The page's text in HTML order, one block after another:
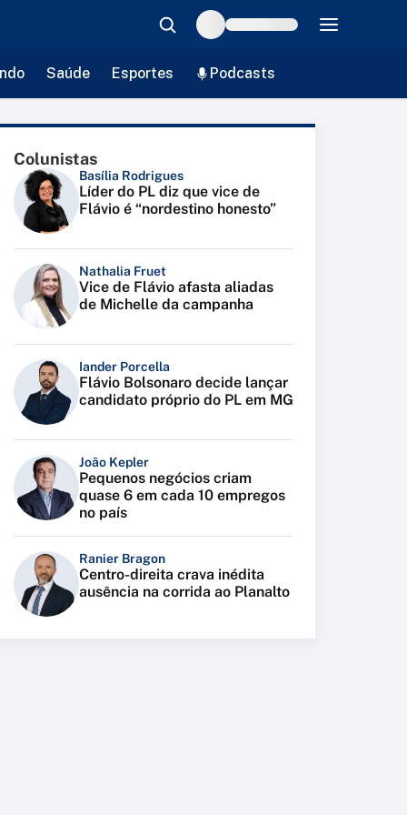
Saúde Esportes Podcasts
Colunistas
Basília Rodrigues
Líder do PL diz que vice de
Flávio é “nordestino honesto”
Nathalia Fruet
Vice de Flávio afasta aliadas
de Michelle da campanha
Iander Porcella
Flávio Bolsonaro decide lançar
candidato próprio do PL em MG
João Kepler
Pequenos negócios criam
quase 6 em cada 10 empregos
no país
Ranier Bragon
Centro-direita crava inédita
ausência na corrida ao Planalto